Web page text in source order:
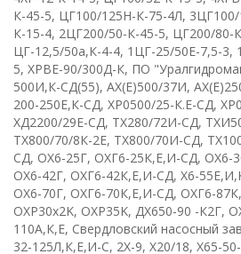
К-45-5, ЦГ100/125Н-К-75-4Л,
К-15-4, 2ЦГ200/50-К-45-5, ЦГ200/80-
ЦГ-12,5/50а,К-4-4, 1ЦГ-25/50Е-7,5-3,
5, ХРВЕ-90/300Д-К, ПО
500И,К-СД(55), АХ(Е)500/37И,
200-250Е,К-СД, ХР0500/25-К.Е-СД,
ХД2200/29Е-СД, ТХ280/72И-СД,
ТХ800/70/8К-2Е, ТХ800/70И-СД,
СД, ОХ6-25Г, ОХГ6-25К,Е,И-СД, ОХ6-
ОX6-42Г, ОХГ6-42К,Е,И-СД, Х6-
ОХ6-70Г, ОХГ6-70К,Е,И-СД, ОХГ6-
ОXP30х2K, ОXP35K, ДХ650-90 -К2Г,
110А,К,Е, Свердловский насосный
32-125Л,К,Е,И-С, 2X-9, X20/18, Х65-